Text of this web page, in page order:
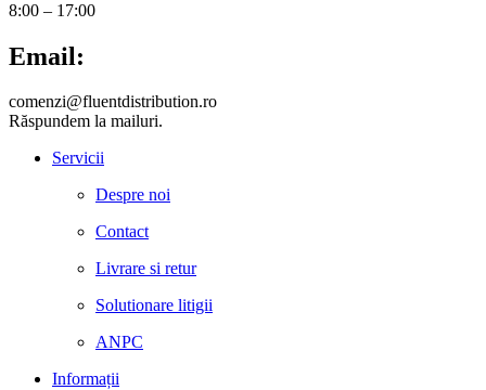
8:00 – 17:00
Email:
comenzi@fluentdistribution.ro
Răspundem la mailuri.
Servicii
Despre noi
Contact
Livrare si retur
Solutionare litigii
ANPC
Informații